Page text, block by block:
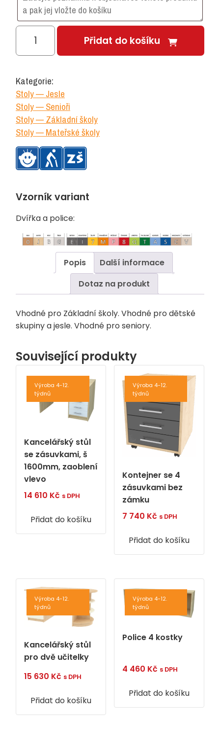
Kancelářský
1100
mm
množství
Přidat do košíku
Kategorie:
Stoly — Jesle
Stoly — Senioři
Stoly — Základní školy
Stoly — Mateřské školy
Vzorník variant
Dvířka a police:
Popis
Další informace
Dotaz na produkt
Vhodné pro Základní školy. Vhodné pro dětské
skupiny a jesle. Vhodné pro seniory.
Související produkty
Výroba 4-12.
týdnů
Kancelářský stůl
se zásuvkami, š
1600mm, zaoblení
vlevo
14 610 Kč s DPH
Přidat do košíku
Výroba 4-12.
týdnů
Kontejner se 4
zásuvkami bez
zámku
7 740 Kč s DPH
Přidat do košíku
Výroba 4-12.
týdnů
Kancelářský stůl
pro dvě učitelky
15 630 Kč s DPH
Přidat do košíku
Výroba 4-12.
týdnů
Police 4 kostky
4 460 Kč s DPH
Přidat do košíku